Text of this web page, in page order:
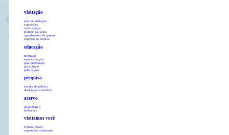
visitação
área de visitação
exposições
como chegar
planeje sua visita
agendamento de grupos
expresso da ciência
educação
mestrado
especialização
para professores
pró-cultural
publicações
pesquisa
estudos de público
divulgação científica
acervo
museológico
biblioteca
visitamos você
ciência móvel
exposições itinerantes